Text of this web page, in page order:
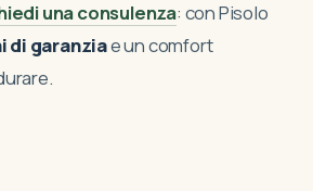
una consulenza: con Pisolo
di garanziae un comfort